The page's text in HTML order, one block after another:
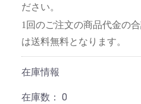
ださい。
1回のご注文の商品代金の
は送料無料となります。
在庫情報
在庫数： 0